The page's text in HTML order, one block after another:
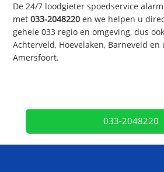
De 24/7 loodgieter spoedservice
met033-2048220 en we helpen u
gehele 033 regio en omgeving, dus
Achterveld, Hoevelaken, Barneveld
Amersfoort.
033-2048220